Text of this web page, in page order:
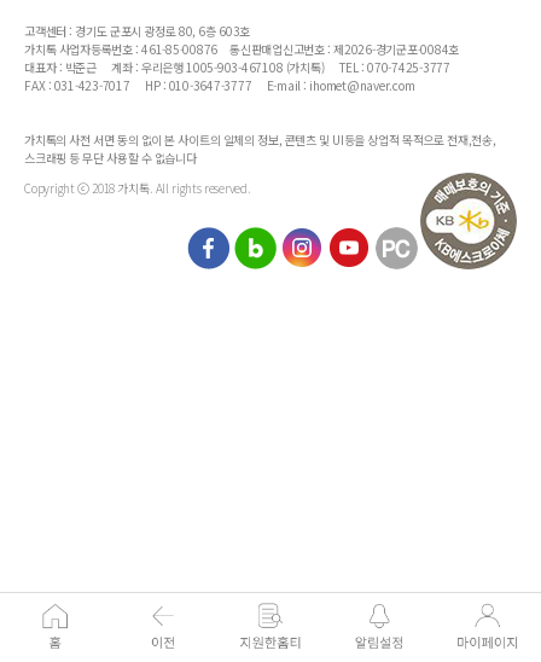
고객센터 : 경기도 군포시 광정로 80, 6층 603호
가치톡 사업자등록번호 : 461-85-00876
통신판매업신고번호 : 제2026-경기군포-0084호
대표자 : 박준근
계좌 : 우리은행 1005-903-467108 (가치톡)
TEL : 070-7425-3777
FAX : 031-423-7017
HP : 010-3647-3777 E-mail : ihomet@naver.com
가치톡의 사전 서면 동의 없이 본 사이트의 일체의 정보, 콘텐츠 및 UI등을 상업적 목적으로 전재,전송,
스크래핑 등 무단 사용할 수 없습니다
Copyright ⓒ 2018 가치톡. All rights reserved.